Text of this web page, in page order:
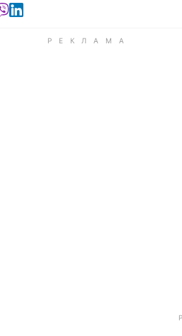
Telegram
в Facebook
в X в Google news
Читайте в Viber
Читайте в LinkedIn